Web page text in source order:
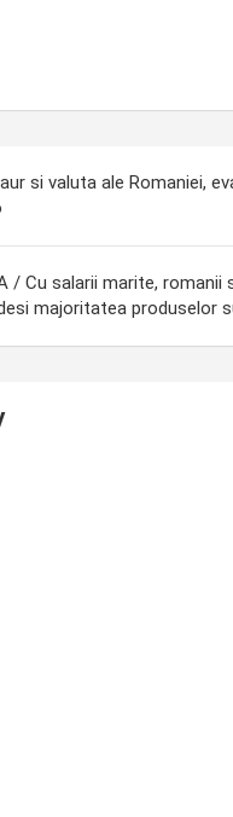
si valuta ale Romaniei,
/ Cu salarii marite, romanii
majoritatea produselor